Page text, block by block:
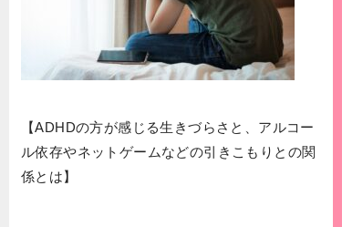
【ADHDの方が感じる生きづらさと、アルコー
ル依存やネットゲームなどの引きこもりとの関
係とは】